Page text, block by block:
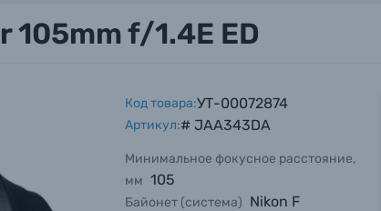
105mm f/1.4E ED
Код товара:УТ-00072874
Артикул:# JAA343DA
Минимальное фокусное расстояние,
мм 105
Байонет (система) Nikon F